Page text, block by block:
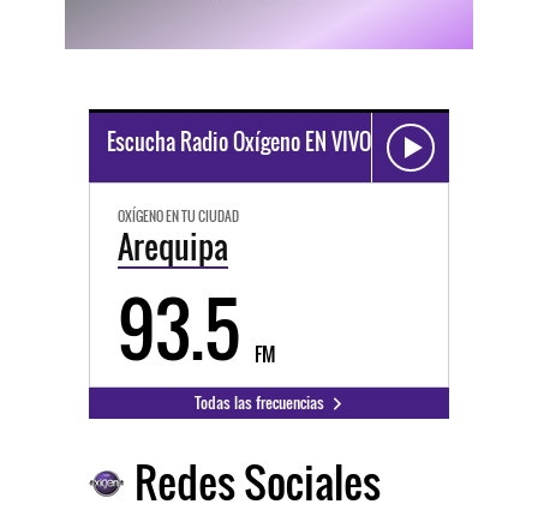
Escucha Radio Oxígeno EN VIVO
OXÍGENO EN TU CIUDAD
Arequipa
93.5 FM
Todas las frecuencias
Redes Sociales